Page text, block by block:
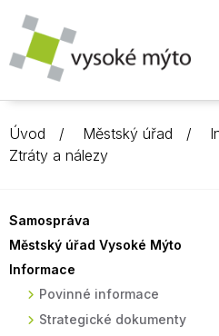
Úvod Městský úřad
Ztráty a nálezy
Samospráva
Městský úřad Vysoké Mýto
Informace
Povinné informace
Strategické dokumenty